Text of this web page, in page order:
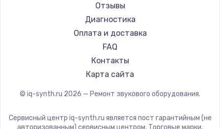
Замена жесткого диска
Заказать
Заказать
Замена видеокарты
Отзывы
Диагностика
Оплата и доставка
FAQ
Контакты
Карта сайта
© iq-synth.ru 2026 — Ремонт звукового оборудования.
Сервисный центр iq-synth.ru является пост гарантийным (не
авторизованным) сервисным центром. Торговые марки,